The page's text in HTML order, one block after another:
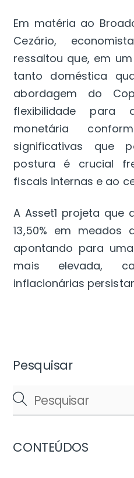
Em matéria ao
Cezário,
ressaltou que, em
tanto doméstica
abordagem do
flexibilidade para
monetária
significativas que
postura é crucial
fiscais internas e ao
A Asset1 projeta que
13,50% em meados
apontando para
mais elevada,
inflacionárias
Pesquisar
CONTEÚDOS